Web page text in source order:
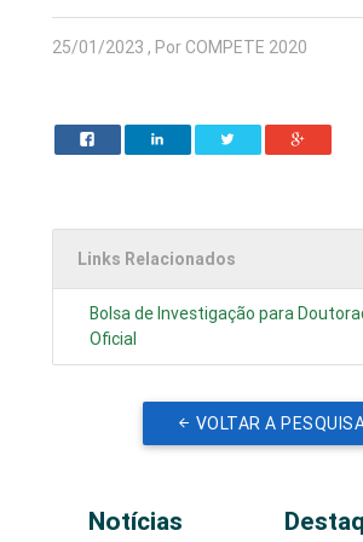
25/01/2023 , Por COMPETE 2020
Links Relacionados
Bolsa de Investigação para
Oficial
VOLTAR A
Notícias